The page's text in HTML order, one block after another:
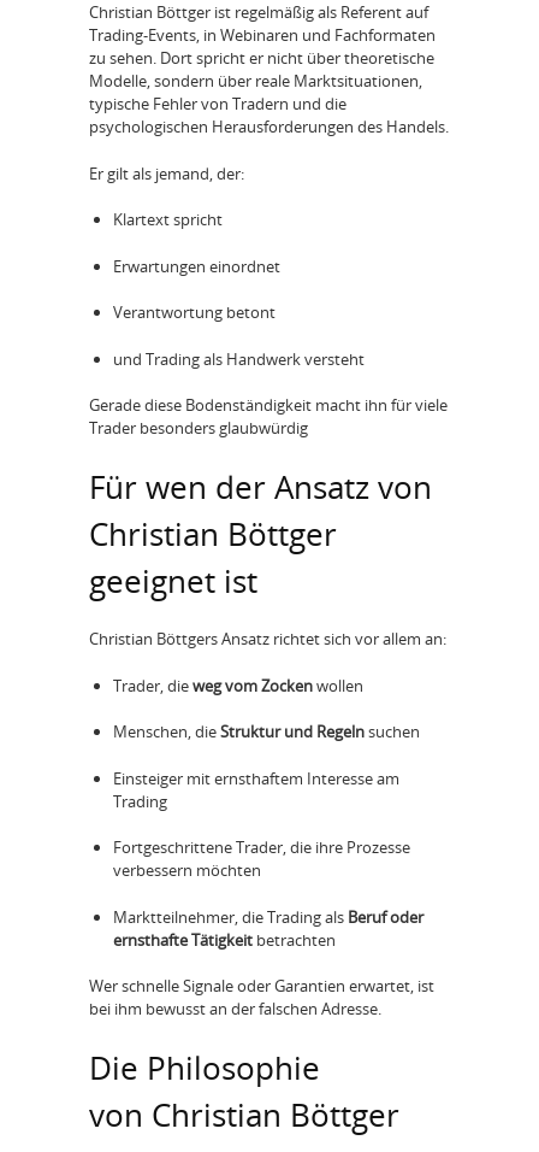
Christian Böttger ist regelmäßig als Referent auf
Trading-Events, in Webinaren und Fachformaten
zu sehen. Dort spricht er nicht über theoretische
Modelle, sondern über reale Marktsituationen,
typische Fehler von Tradern und die
psychologischen Herausforderungen des Handels.
Er gilt als jemand, der:
Klartext spricht
Erwartungen einordnet
Verantwortung betont
und Trading als Handwerk versteht
Gerade diese Bodenständigkeit macht ihn für viele
Trader besonders glaubwürdig
Für wen der Ansatz von
Christian Böttger
geeignet ist
Christian Böttgers Ansatz richtet sich vor allem an:
Trader, dieweg vom Zockenwollen
Menschen, dieStruktur und Regelnsuchen
Einsteiger mit ernsthaftem Interesse am
Trading
Fortgeschrittene Trader, die ihre Prozesse
verbessern möchten
Marktteilnehmer, die Trading als Beruf oder
ernsthafte Tätigkeitbetrachten
Wer schnelle Signale oder Garantien erwartet, ist
bei ihm bewusst an der falschen Adresse.
Die Philosophie
von Christian Böttger